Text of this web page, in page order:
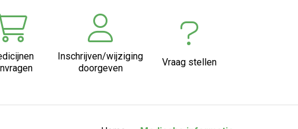
Inschrijven/wijziging
doorgeven
Vraag stellen